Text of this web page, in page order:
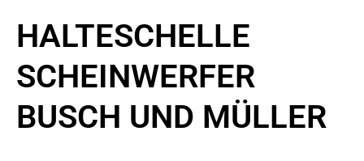
HALTESCHELLE
SCHEINWERFER
BUSCH UND MÜLLER